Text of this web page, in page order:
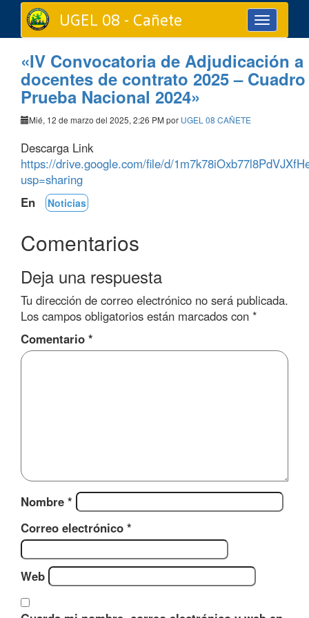
Toggle
navigation
UGEL 08 - Cañete
«IV Convocatoria de Adjudicación a
docentes de contrato 2025 –
Prueba Nacional 2024»
Mié, 12 de marzo del 2025, 2:26 PM por UGEL 08 CAÑETE
Descarga Link
https://drive.google.com/file/d/
usp=sharing
En
Noticias
Comentarios
Deja una respuesta
Tu dirección de correo electrónico no será publicada.
Los campos obligatorios están marcados con *
Comentario *
Nombre *
Correo electrónico *
Web